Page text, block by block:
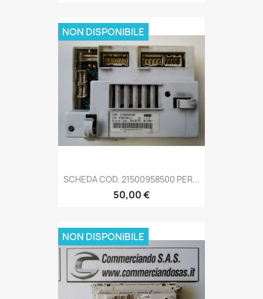
SCHEDA COD. 21500958500 PER...
50,00 €
NON DISPONIBILE
NON DISPONIBILE